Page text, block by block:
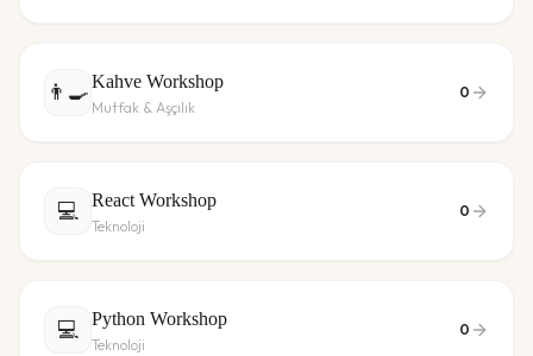
👨‍🍳Kahve Workshop
Mutfak & Aşçılık
0
💻 React Workshop
Teknoloji
0
💻 Python Workshop
Teknoloji
0